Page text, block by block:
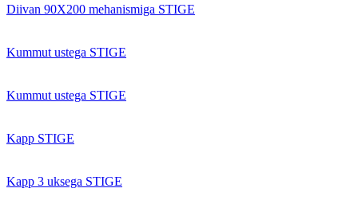
Diivan 90X200 mehanismiga STIGE
Kummut ustega STIGE
Kummut ustega STIGE
Kapp STIGE
Kapp 3 uksega STIGE